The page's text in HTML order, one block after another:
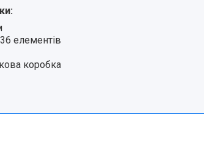
36 елементів
коробка